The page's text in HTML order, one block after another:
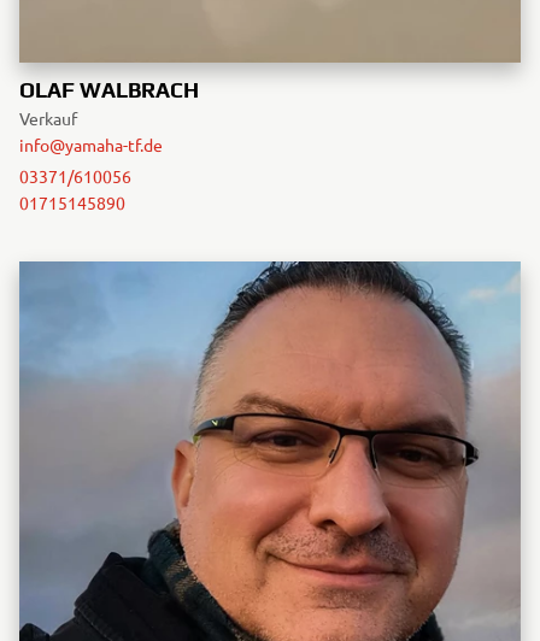
OLAF WALBRACH
Verkauf
info@yamaha-tf.de
03371/610056
01715145890